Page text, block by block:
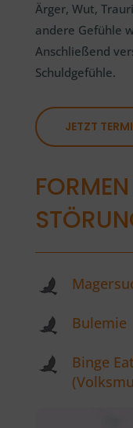
Ärger, Wut,
andere Gefühle
Anschließend
Schuldgefühle.
JETZT
Bulemie
Binge